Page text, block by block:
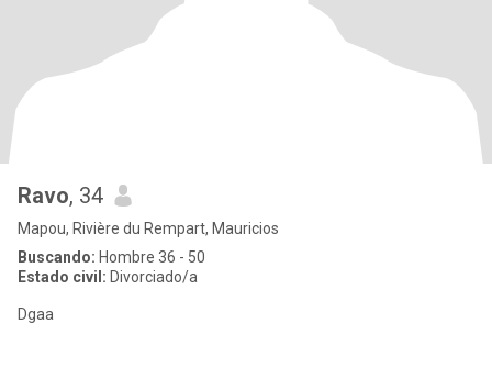
Ravo, 34
Mapou, Rivière du Rempart, Mauricios
Buscando: Hombre 36 - 50
Estado civil: Divorciado/a
Dgaa